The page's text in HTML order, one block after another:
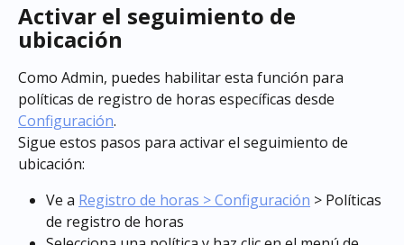
Activar el seguimiento de
ubicación
Como Admin, puedes habilitar esta función para
políticas de registro de horas específicas desde
Configuración.
Sigue estos pasos para activar el seguimiento de
ubicación:
Ve a Registro de horas > Configuración > Políticas
de registro de horas